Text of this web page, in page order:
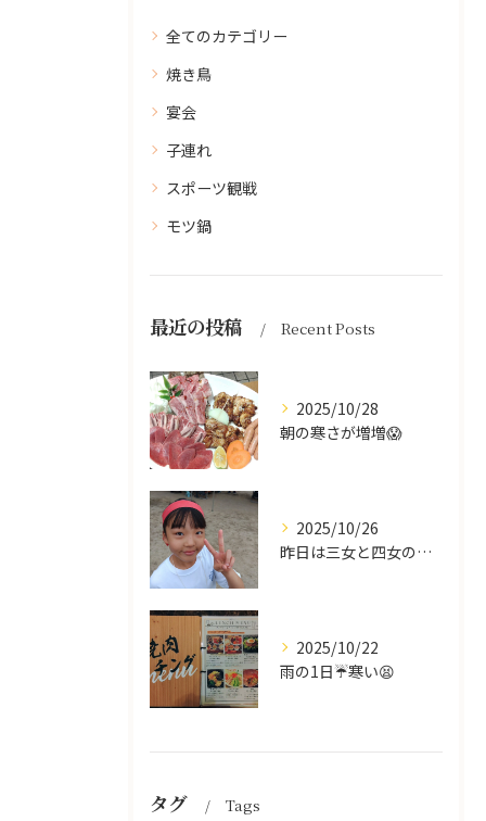
全てのカテゴリー
焼き鳥
宴会
子連れ
スポーツ観戦
モツ鍋
最近の投稿 Recent Posts
2025/10/28
朝の寒さが増増😱
2025/10/26
昨日は三女と四女の運動会🥰
2025/10/22
雨の1日☔寒い😫
タグ Tags